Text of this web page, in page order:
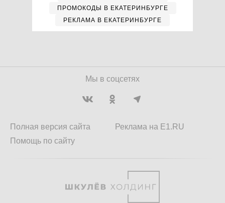
ПРОМОКОДЫ В ЕКАТЕРИНБУРГЕ
РЕКЛАМА В ЕКАТЕРИНБУРГЕ
Мы в соцсетях
Полная версия сайта
Помощь по сайту
Реклама на E1.RU